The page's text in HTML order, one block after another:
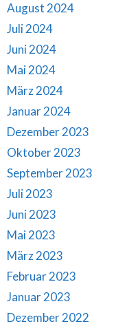
August 2024
Juli 2024
Juni 2024
Mai 2024
März 2024
Januar 2024
Dezember 2023
Oktober 2023
September 2023
Juli 2023
Juni 2023
Mai 2023
März 2023
Februar 2023
Januar 2023
Dezember 2022